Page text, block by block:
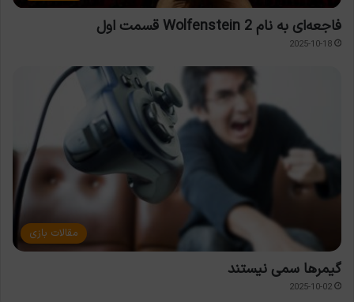
فاجعه‌ای به نام Wolfenstein 2 قسمت اول
2025-10-18
مقالات بازی
گیمرها سمی نیستند
2025-10-02